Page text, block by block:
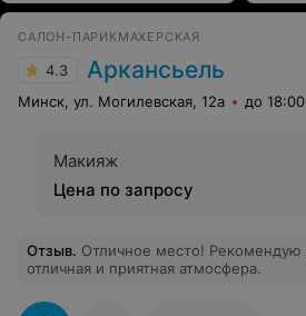
САЛОН-ПАРИКМАХЕРСКАЯ
4.3 Аркансьель
Минск, ул. Могилевская, 12а до 18:00
Макияж
Цена по запросу
Отзыв. Отличное место! Рекомендую данный салон,
отличная и приятная атмосфера.